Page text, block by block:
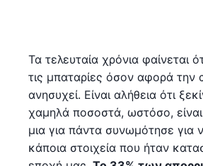
Τα τελευταία χρόνια φαίνεται
τις μπαταρίες όσον αφορά την
ανησυχεί. Είναι αλήθεια ότι
χαμηλά ποσοστά, ωστόσο,
μια για πάντα συνωμότησε για
κάποια στοιχεία που ήταν